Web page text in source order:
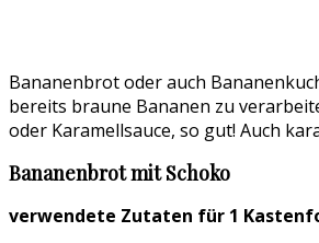
Bananenbrot oder auch
bereits braune Bananen zu
oder Karamellsauce, so gut! Auch
Bananenbrot mit Schoko
verwendete Zutaten für 1